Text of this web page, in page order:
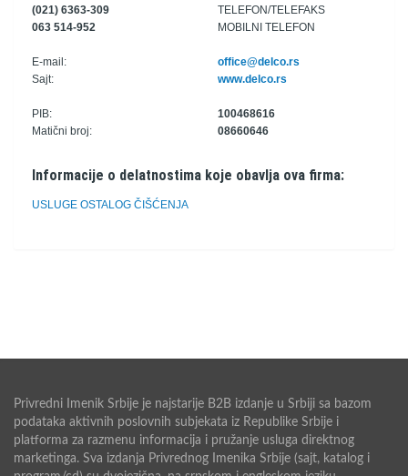
(021) 6363-309
TELEFON/TELEFAKS
063 514-952
MOBILNI TELEFON
E-mail:
office@delco.rs
Sajt:
www.delco.rs
PIB:
100468616
Matični broj:
08660646
Informacije o delatnostima koje obavlja ova firma:
USLUGE OSTALOG ČIŠĆENJA
Privredni Imenik Srbije je najstarije B2B izdanje u Srbiji sa bazom
podataka aktivnih poslovnih subjekata iz Republike Srbije i
platforma za razmenu informacija i pružanje usluga direktnog
marketinga. Sva izdanja Privrednog Imenika Srbije (sajt, katalog i